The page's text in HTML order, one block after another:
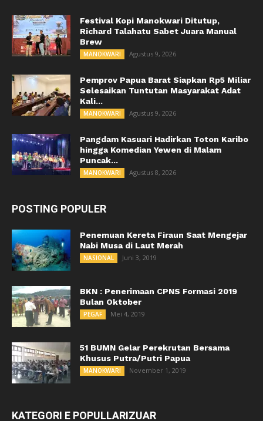
Festival Kopi Manokwari Ditutup,
Richard Talahatu Sabet Juara Manual
Brew
MANOKWARI Agustus 9, 2026
Pemprov Papua Barat Siapkan Rp5 Miliar
Selesaikan Tuntutan Masyarakat Adat
Kali...
MANOKWARI Agustus 9, 2026
Pangdam Kasuari Hadirkan Toton Karibo
hingga Komedian Yewen di Malam
Puncak...
MANOKWARI Agustus 8, 2026
POSTING POPULER
Penemuan Kereta Firaun Saat Mengejar
Nabi Musa di Laut Merah
NASIONAL Juni 3, 2019
BKN : Penerimaan CPNS Formasi 2019
Bulan Oktober
PEGAF Mei 4, 2019
51 BUMN Gelar Perekrutan Bersama
Khusus Putra/Putri Papua
MANOKWARI November 1, 2019
KATEGORI E POPULLARIZUAR